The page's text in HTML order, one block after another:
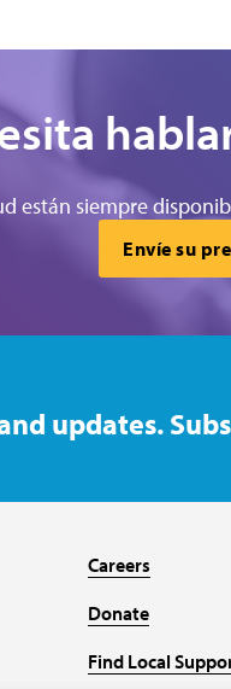
están siempre
Envíe su
updates.
Careers
Donate
Find Local